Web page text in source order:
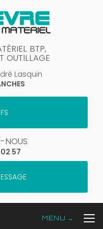
BTP,
OUTILLAGE
Lasquin
NOUS
57